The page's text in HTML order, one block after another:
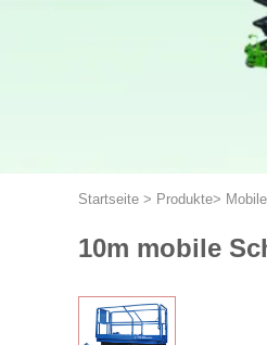
Startseite > Produkte>
10m mobile